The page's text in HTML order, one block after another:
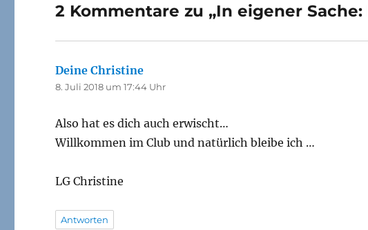
2 Kommentare zu „In eigener
Deine Christine
8. Juli 2018 um 17:44 Uhr
Also hat es dich auch erwischt…
Willkommen im Club und natürlich bleibe ich …
LG Christine
Antworten